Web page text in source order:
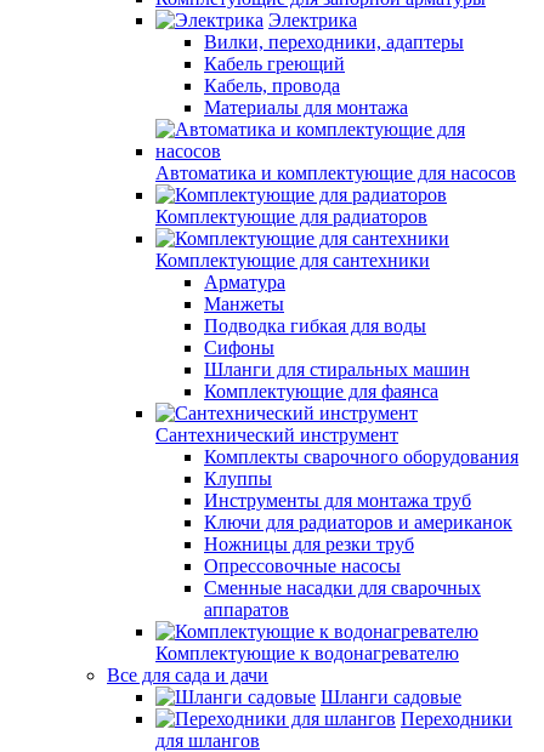
Электрика
Вилки, переходники, адаптеры
Кабель греющий
Кабель, провода
Материалы для монтажа
Автоматика и комплектующие для насосов
Комплектующие для радиаторов
Комплектующие для сантехники
Арматура
Манжеты
Подводка гибкая для воды
Сифоны
Шланги для стиральных машин
Комплектующие для фаянса
Сантехнический инструмент
Комплекты сварочного оборудования
Клуппы
Инструменты для монтажа труб
Ключи для радиаторов и американок
Ножницы для резки труб
Опрессовочные насосы
Сменные насадки для сварочных
аппаратов
Комплектующие к водонагревателю
Все для сада и дачи
Шланги садовые
Переходники
для шлангов